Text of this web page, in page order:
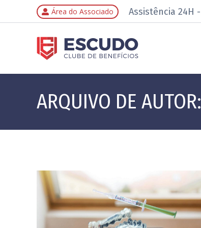
Área do Associado Assistência 24H -
ARQUIVO DE AUTOR: